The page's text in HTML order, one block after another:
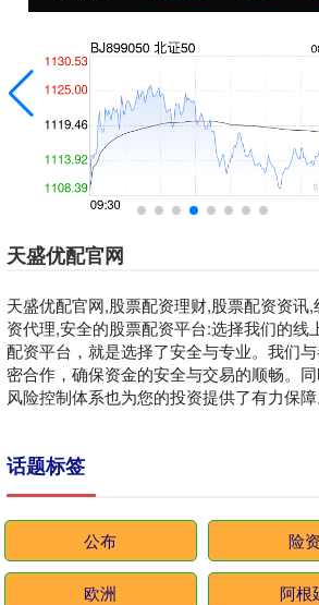
天盛优配官网
天盛优配官网,股票配资理财,股票配资资讯
资代理,安全的股票配资平台:选择我们的线
配资平台，就是选择了安全与专业。我们
密合作，确保资金的安全与交易的顺畅。
风险控制体系也为您的投资提供了有力保障
话题标签
公布 险资
欧洲 阿根